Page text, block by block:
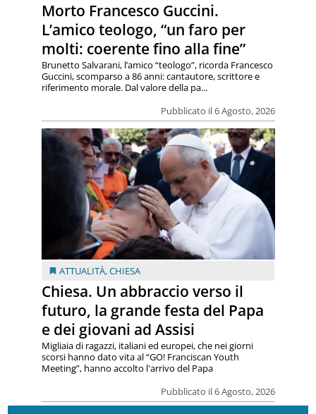
Morto Francesco Guccini.
L’amico teologo, “un faro per
molti: coerente fino alla fine”
Pubblicato il 6 Agosto, 2026
Brunetto Salvarani, l’amico “teologo”, ricorda Francesco
Guccini, scomparso a 86 anni: cantautore, scrittore e
riferimento morale. Dal valore della pa...
ATTUALITÀ,CHIESA
Chiesa. Un abbraccio verso il
futuro, la grande festa del Papa
e dei giovani ad Assisi
Pubblicato il 6 Agosto, 2026
Migliaia di ragazzi, italiani ed europei, che nei giorni
scorsi hanno dato vita al “GO! Franciscan Youth
Meeting”, hanno accolto l'arrivo del Papa